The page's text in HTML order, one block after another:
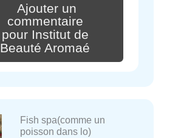
Ajouter un
commentaire
pour Institut de
Beauté Aromaé
Fish spa(comme un
poisson dans lo)